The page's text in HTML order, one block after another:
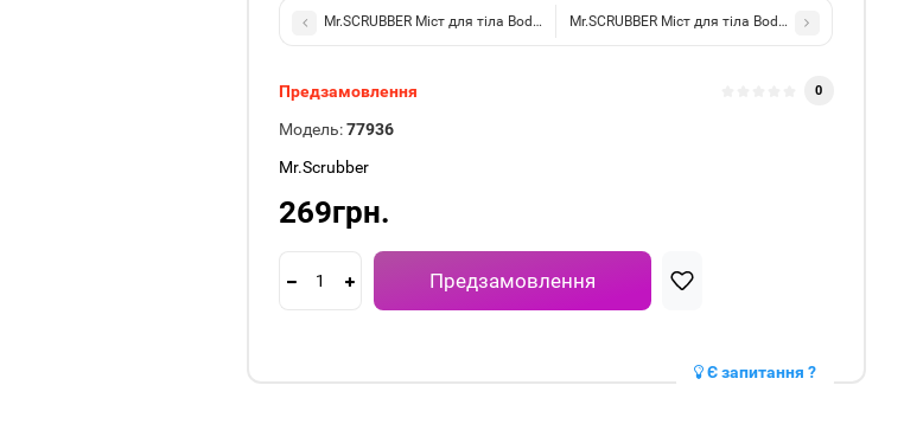
Mr.SCRUBBER Міст для тіла Body Couture Dance Of Roses 200мл
Mr.SCRUBBER Міст для тіла Body Couture Air
Предзамовлення 0
Модель: 77936
Mr.Scrubber
269грн.
Предзамовлення
Є запитання ?